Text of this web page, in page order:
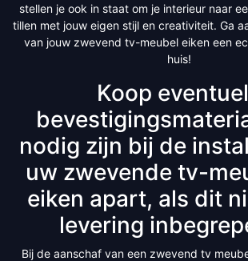
stellen je ook in staat om je interieur naar
tillen met jouw eigen stijl en creativiteit. Ga
van jouw zwevend tv-meubel eiken een
huis!
Koop
nodig zijn bij de
uw zwevende tv-
eiken apart, als dit
levering
Bij de aanschaf van een zwevend tv